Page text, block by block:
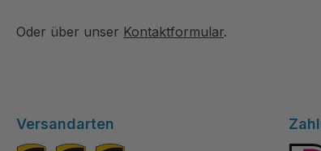
Oder über unser Kontaktformular.
Versandarten